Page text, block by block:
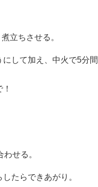
立ちさせる。
して加え、中火で5分間
せる。
たらできあがり。